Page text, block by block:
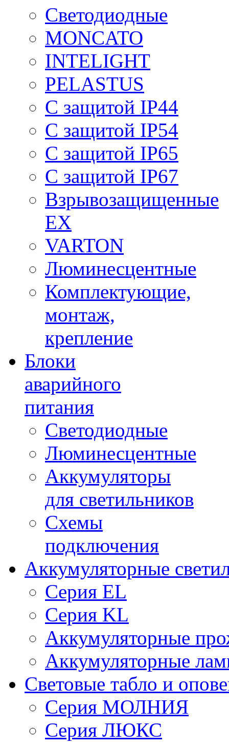
Светодиодные
MONCATO
INTELIGHT
PELASTUS
С защитой IP44
С защитой IP54
С защитой IP65
С защитой IP67
Взрывозащищенные
EX
VARTON
Люминесцентные
Комплектующие,
монтаж,
крепление
Блоки
аварийного
питания
Светодиодные
Люминесцентные
Аккумуляторы
для светильников
Схемы
подключения
Аккумуляторные
Серия EL
Серия KL
Аккумуляторные
Аккумуляторные
Световые табло и
Серия МОЛНИЯ
Серия ЛЮКС